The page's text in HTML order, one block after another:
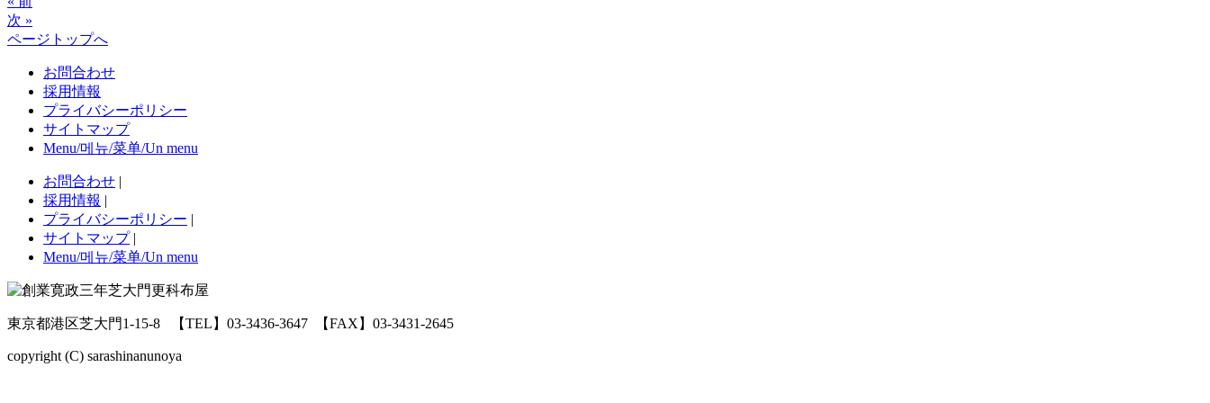
次 »
ページトップへ
お問合わせ
採用情報
プライバシーポリシー
サイトマップ
Menu/메뉴/菜单/Un menu
お問合わせ |
採用情報 |
プライバシーポリシー |
サイトマップ|
Menu/메뉴/菜单/Un menu
東京都港区芝大門1-15-8 【TEL】03-3436-3647 【FAX】03-3431-2645
copyright (C) sarashinanunoya